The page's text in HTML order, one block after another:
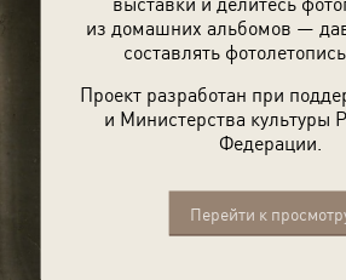
из домашних альбомов —
составлять
Проект разработан при
и Министерства культуры
Федерации.
Перейти к